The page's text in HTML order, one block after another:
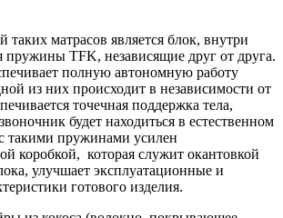
таких матрасов является блок, внутри
пружины TFK, независящие друг от друга.
полную автономную работу
из них происходит в независимости от
точечная поддержка тела,
будет находиться в естественном
такими пружинами усилен
коробкой, которая служит окантовкой
улучшает эксплуатационные и
готового изделия.